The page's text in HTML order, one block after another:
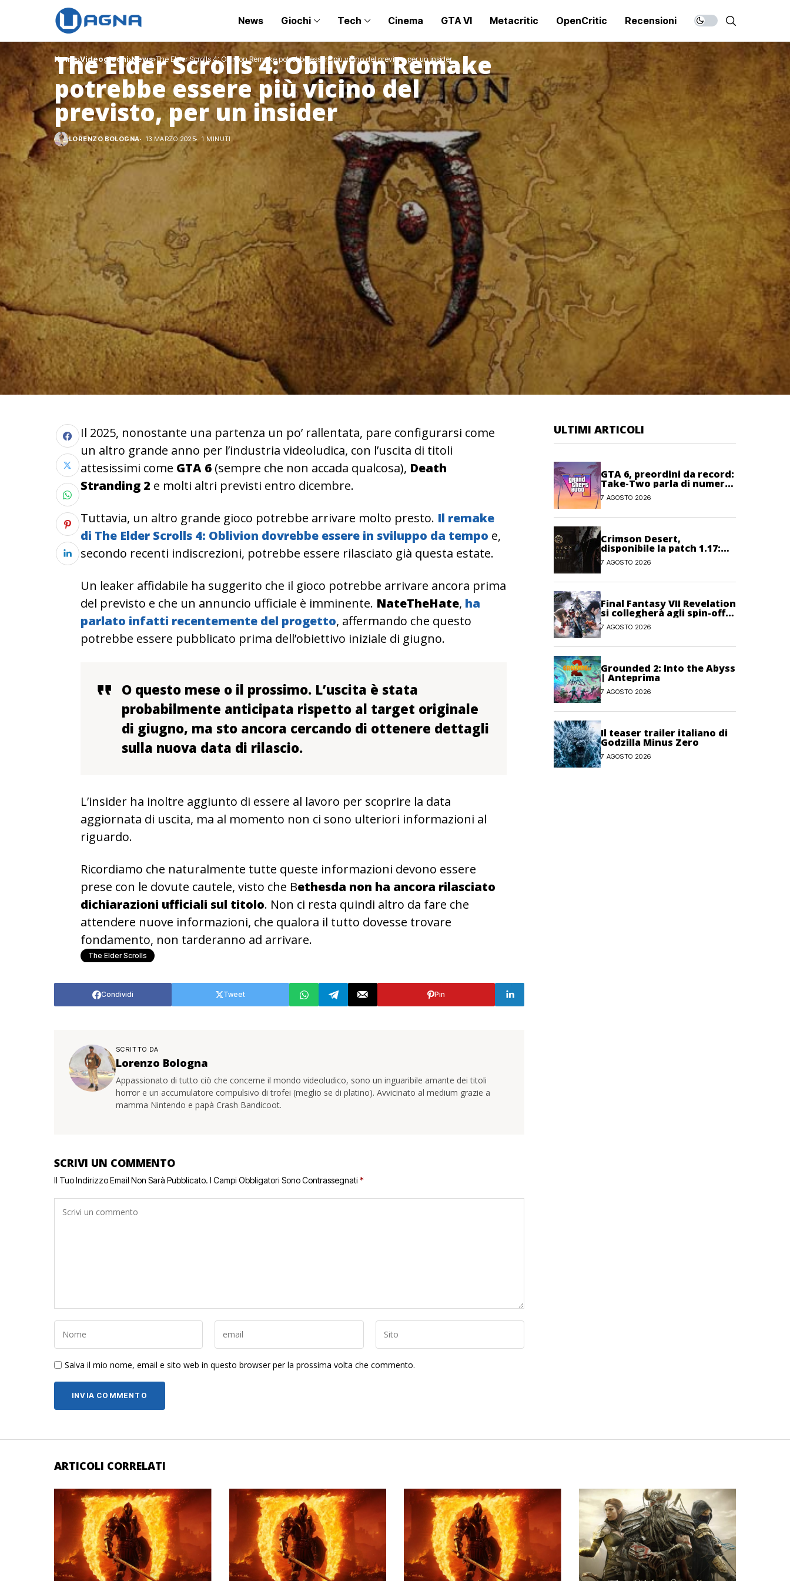
News Giochi Tech Cinema GTA VI Metacritic OpenCritic Recensioni
Home Videogiochi News The Elder Scrolls 4: Oblivion Remake potrebbe essere più vicino del previsto, per un insider
The Elder Scrolls 4: Oblivion Remake
potrebbe essere più vicino del
previsto, per un insider
LORENZO BOLOGNA 13 MARZO 2025 1 MINUTI
Il 2025, nonostante una partenza un po’ rallentata, pare configurarsi come
un altro grande anno per l’industria videoludica, con l’uscita di titoli
attesissimi come GTA 6 (sempre che non accada qualcosa), Death
Stranding 2 e molti altri previsti entro dicembre.
Tuttavia, un altro grande gioco potrebbe arrivare molto presto. Il remake
di The Elder Scrolls 4: Oblivion dovrebbe essere in sviluppo da tempo e,
secondo recenti indiscrezioni, potrebbe essere rilasciato già questa estate.
Un leaker affidabile ha suggerito che il gioco potrebbe arrivare ancora prima
del previsto e che un annuncio ufficiale è imminente. NateTheHate, ha
parlato infatti recentemente del progetto, affermando che questo
potrebbe essere pubblicato prima dell’obiettivo iniziale di giugno.
O questo mese o il prossimo. L’uscita è stata
probabilmente anticipata rispetto al target originale
di giugno, ma sto ancora cercando di ottenere dettagli
sulla nuova data di rilascio.
L’insider ha inoltre aggiunto di essere al lavoro per scoprire la data
aggiornata di uscita, ma al momento non ci sono ulteriori informazioni al
riguardo.
Ricordiamo che naturalmente tutte queste informazioni devono essere
prese con le dovute cautele, visto che Bethesda non ha ancora rilasciato
dichiarazioni ufficiali sul titolo. Non ci resta quindi altro da fare che
attendere nuove informazioni, che qualora il tutto dovesse trovare
fondamento, non tarderanno ad arrivare.
The Elder Scrolls
Condividi Tweet Pin
SCRITTO DA
Lorenzo Bologna
Appassionato di tutto ciò che concerne il mondo videoludico, sono un inguaribile amante dei titoli
horror e un accumulatore compulsivo di trofei (meglio se di platino). Avvicinato al medium grazie a
mamma Nintendo e papà Crash Bandicoot.
SCRIVI UN COMMENTO
Il Tuo Indirizzo Email Non Sarà Pubblicato. I Campi Obbligatori Sono Contrassegnati *
Salva il mio nome, email e sito web in questo browser per la prossima volta che commento.
ULTIMI ARTICOLI
GTA 6, preordini da record:
Take-Two parla di numeri
“senza precedenti”
7 AGOSTO 2026
Crimson Desert,
disponibile la patch 1.17:
correzioni per sfide,
combattimento e
7 AGOSTO 2026
Final Fantasy VII Revelation
si collegherà agli spin-off
di FF7: Hamaguchi non si
pone limiti
7 AGOSTO 2026
Grounded 2: Into the Abyss
| Anteprima
7 AGOSTO 2026
Il teaser trailer italiano di
Godzilla Minus Zero
7 AGOSTO 2026
ARTICOLI CORRELATI